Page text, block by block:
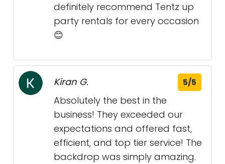
definitely recommend Tentz up
party rentals for every occasion
😊
Kiran G. 5/5
Absolutely the best in the
business! They exceeded our
expectations and offered fast,
efficient, and top tier service! The
backdrop was simply amazing.